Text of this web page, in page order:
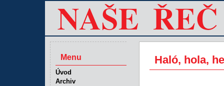
Haló, hola,
Menu
Úvod
Archiv